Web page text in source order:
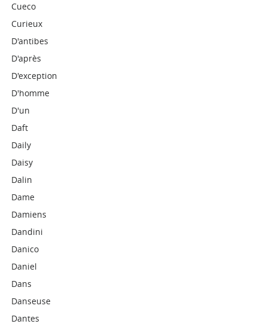
Cueco
Curieux
D'antibes
D'après
D'exception
D'homme
D'un
Daft
Daily
Daisy
Dalin
Dame
Damiens
Dandini
Danico
Daniel
Dans
Danseuse
Dantes